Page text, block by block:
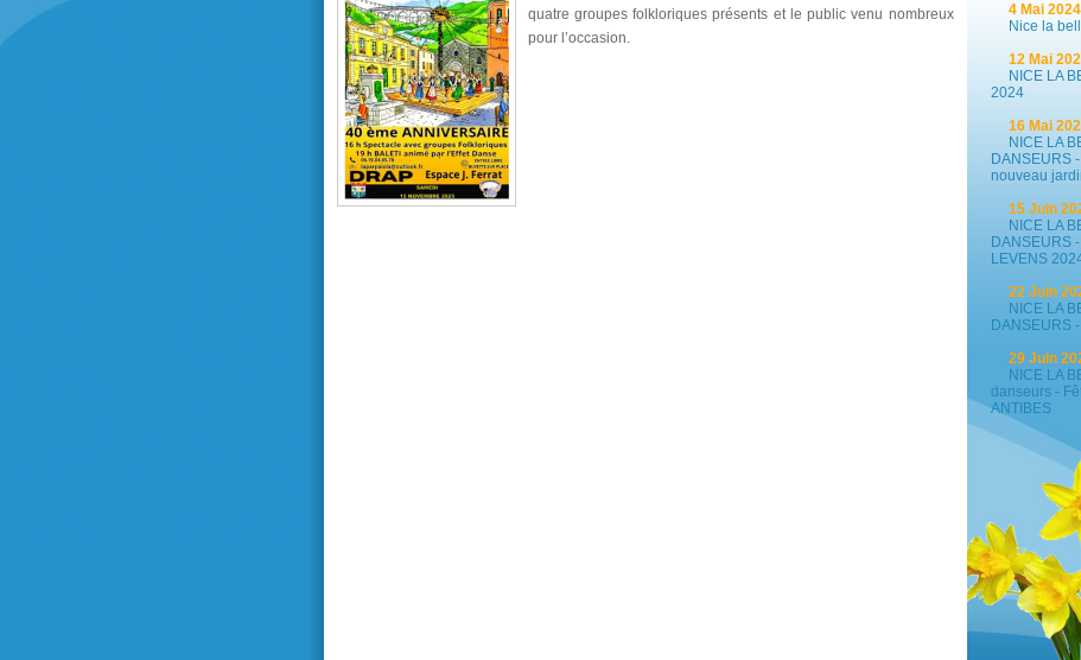
quatre groupes folkloriques présents et le public venu nombreux
pour l’occasion.
4 Mai 2024
Nice la
12 Mai
NICE LA
2024
16 Mai
NICE LA
DANSEURS
nouveau
15 Juin
NICE LA
DANSEURS
LEVENS
22 Juin
NICE LA
DANSEURS
29 Juin
NICE LA
danseurs -
ANTIBES
1 Juillet
NICE LA
SALADE
3 Juillet
Festival
Niçoise - La
6 Juillet
NICE LA
D'UN
14 Juillet